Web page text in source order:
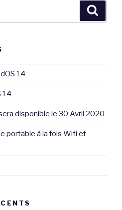
14
14
disponible le 30 Avril 2020
portable à la fois Wifi et